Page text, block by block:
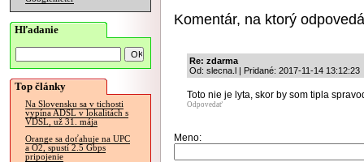
Hľadanie
Top články
Na Slovensku sa v tichosti
vypína ADSL v lokalitách s
VDSL, už 31. mája
Orange sa doťahuje na UPC
a O2, spustí 2.5 Gbps
pripojenie
Komentár, na ktorý
Re: zdarma
Od: slecna.l | Pridané: 2017-11-14 13:12:23
Toto nie je lyta, skor by som tipla
Odpovedať
Meno: